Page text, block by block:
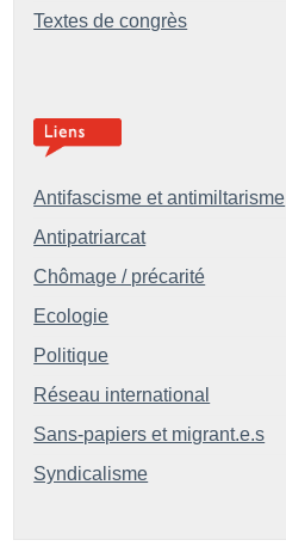
Textes de congrès
Antifascisme et antimiltarisme
Antipatriarcat
Chômage / précarité
Ecologie
Politique
Réseau international
Sans-papiers et migrant.e.s
Syndicalisme